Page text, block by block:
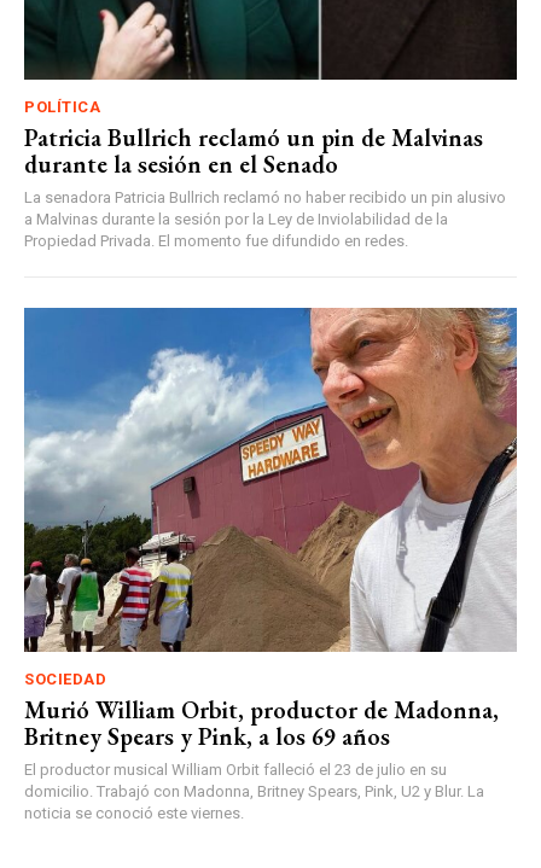
POLÍTICA
Patricia Bullrich reclamó un pin de Malvinas
durante la sesión en el Senado
La senadora Patricia Bullrich reclamó no haber recibido un pin alusivo
a Malvinas durante la sesión por la Ley de Inviolabilidad de la
Propiedad Privada. El momento fue difundido en redes.
SOCIEDAD
Murió William Orbit, productor de Madonna,
Britney Spears y Pink, a los 69 años
El productor musical William Orbit falleció el 23 de julio en su
domicilio. Trabajó con Madonna, Britney Spears, Pink, U2 y Blur. La
noticia se conoció este viernes.